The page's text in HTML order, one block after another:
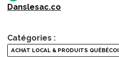
Danslesac.co
Catégories :
ACHAT LOCAL & PRODUITS